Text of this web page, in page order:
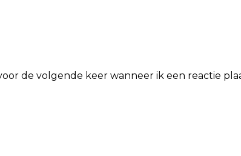
de volgende keer wanneer ik een reactie